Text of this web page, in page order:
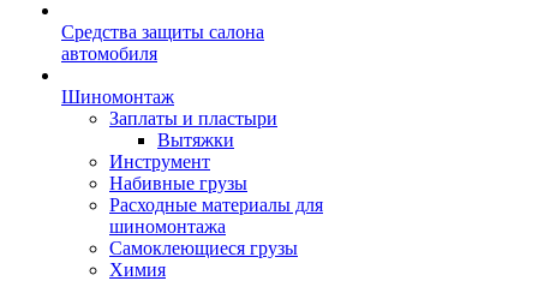
Средства защиты салона
автомобиля
Шиномонтаж
Заплаты и пластыри
Вытяжки
Инструмент
Набивные грузы
Расходные материалы для
шиномонтажа
Самоклеющиеся грузы
Химия